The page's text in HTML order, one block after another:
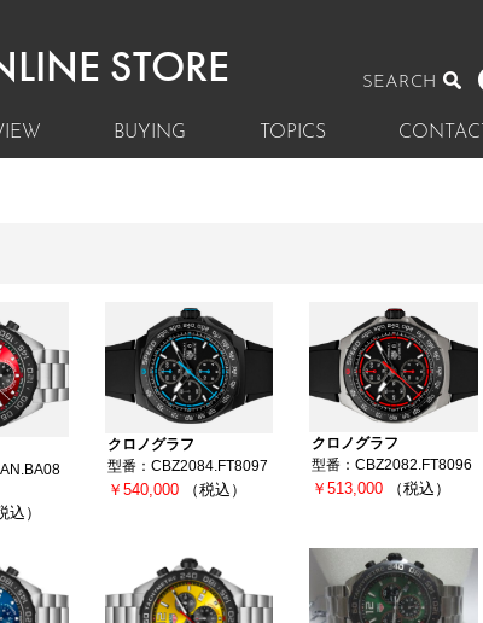
STORE SEARCH
BUYING TOPICS CONTACT
込）
クロノグラフ
型番：CBZ2084.FT8097
￥540,000 （税込）
クロノグラフ
型番：CBZ2082.FT8096
￥513,000 （税込）